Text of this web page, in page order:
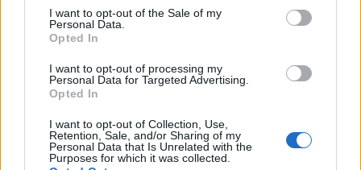
consent section.
I want to opt-out of the Sale of my
Personal Data.
Opted In
I want to opt-out of processing my
Personal Data for Targeted Advertising.
Opted In
I want to opt-out of Collection, Use,
Retention, Sale, and/or Sharing of my
Personal Data that Is Unrelated with the
Purposes for which it was collected.
Πιο δημοφιλή
ήταν σαν πλαστελίνη», συγκλονίζει η
επιβάτιδα που έσωσε τον Σέρβο όταν
έσπασε το παράθυρο του αεροπλάνου
Ανησυχία από το ξέσπασμα του ιού του
Δυτικού Νείλου με κρούσματα στην Αττική
- «Καμπανάκι» από τον Ιατρικό Σύλλογο
Αθηνών για την προστασία της δημόσιας